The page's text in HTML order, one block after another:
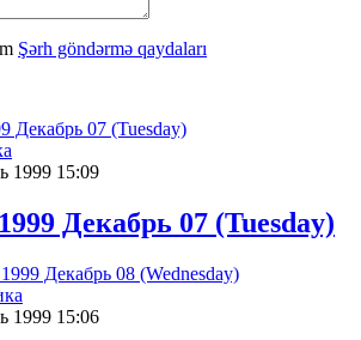
Şərh göndərmə qaydaları
1999 15:09
Декабрь 07 (Tuesday)
1999 15:06